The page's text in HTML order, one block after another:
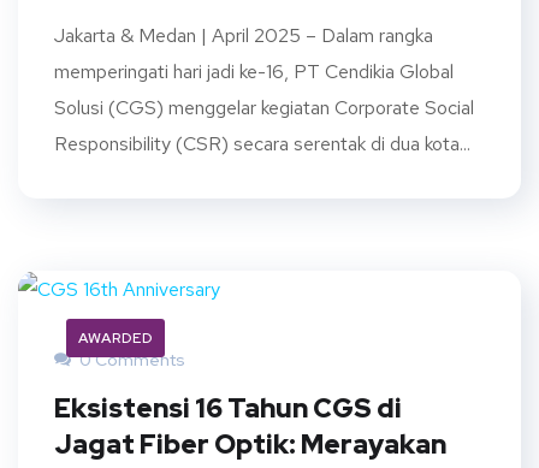
Jakarta & Medan | April 2025 – Dalam rangka
memperingati hari jadi ke-16, PT Cendikia Global
Solusi (CGS) menggelar kegiatan Corporate Social
Responsibility (CSR) secara serentak di dua kota...
AWARDED
0 Comments
Eksistensi 16 Tahun CGS di
Jagat Fiber Optik: Merayakan